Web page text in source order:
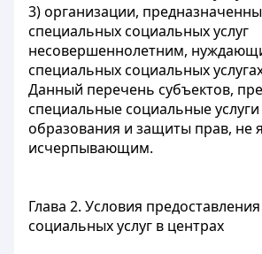
3) организации,
специальных социальных услуг
несовершеннолетним,
специальных социальных
Данный перечень субъектов,
специальные социальные услуги
образования и защиты прав, не
исчерпывающим.
Глава 2. Условия
социальных услуг в центрах